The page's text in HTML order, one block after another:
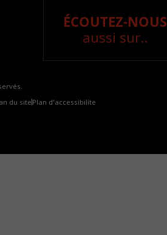
ÉCOUTEZ-NOUS
aussi sur..
du sitePlan d'accessibilite